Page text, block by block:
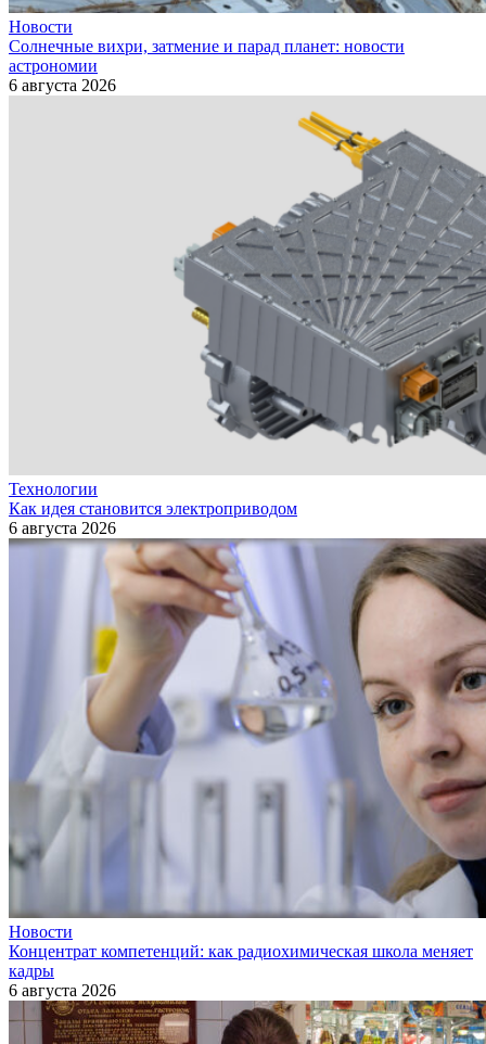
Новости
Солнечные вихри, затмение и парад планет: новости
астрономии
6 августа 2026
Технологии
Как идея становится электроприводом
6 августа 2026
Новости
Концентрат компетенций: как радиохимическая школа меняет
кадры
6 августа 2026